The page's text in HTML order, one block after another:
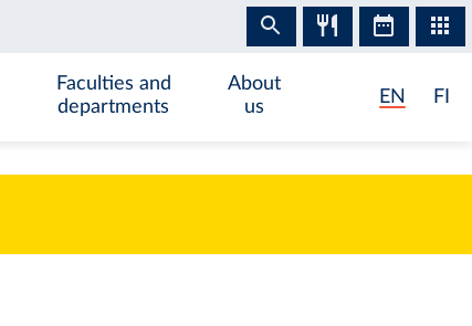
Faculties and
departments
About
us
EN FI